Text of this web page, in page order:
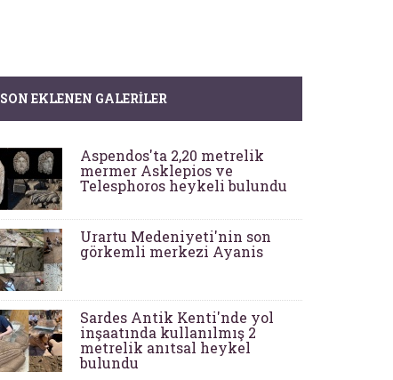
SON EKLENEN GALERILER
Aspendos'ta 2,20 metrelik
mermer Asklepios ve
Telesphoros heykeli bulundu
Urartu Medeniyeti'nin son
görkemli merkezi Ayanis
Sardes Antik Kenti'nde yol
inşaatında kullanılmış 2
metrelik anıtsal heykel
bulundu